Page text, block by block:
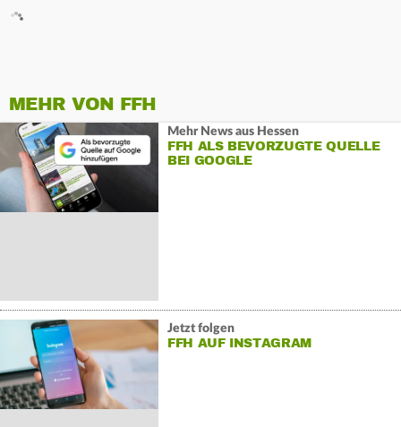
MEHR VON FFH
Mehr News aus Hessen
FFH ALS BEVORZUGTE QUELLE
BEI GOOGLE
Jetzt folgen
FFH AUF INSTAGRAM